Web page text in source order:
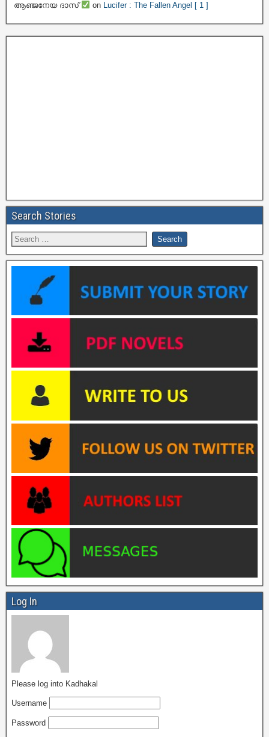
ആഞ്ജനേയ ദാസ്
on Lucifer : The Fallen Angel [ 1 ]
Search Stories
Log In
Please log into Kadhakal
Username
Password